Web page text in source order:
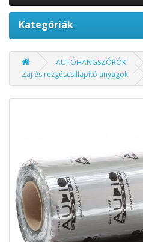
Kategóriák
AUTÓHANGSZÓRÓK
Zaj és rezgéscsillapító anyagok